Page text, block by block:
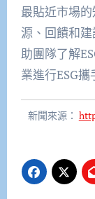
最貼近市場
源、回饋和
助團隊了解
業進行ESG
新聞來源：